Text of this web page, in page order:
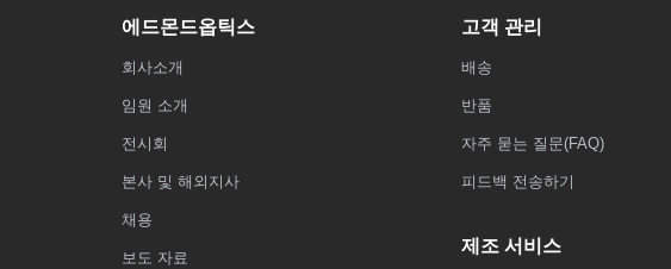
에드몬드옵틱스
회사소개
임원 소개
전시회
본사 및 해외지사
채용
보도 자료
고객 관리
배송
반품
자주 묻는 질문(FAQ)
피드백 전송하기
제조 서비스